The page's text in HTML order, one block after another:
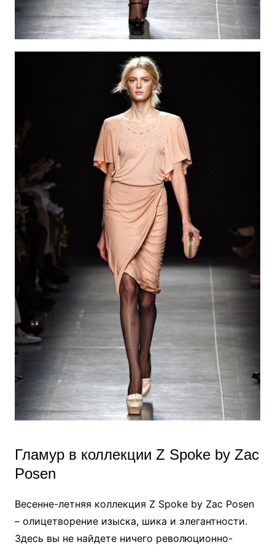
Гламур в коллекции Z Spoke by Zac
Posen
Весенне-летняя коллекция Z Spoke by Zac Posen
– олицетворение изыска, шика и элегантности.
Здесь вы не найдете ничего революционно-